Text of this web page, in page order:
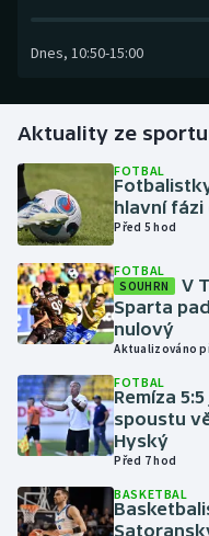
Florbal
Futsal
Golf
Gymnastika
Házená
Jezdectví
Judo
Krasobruslení
Lyže a snowboard
Dnes, 10:50-15:00
Aktuality ze sportu
FOTBAL
hlavní
Před 5 hod
FOTBAL
SOUHRN
V
Sparta
nulový
Aktualizováno
FOTBAL
Remíza
spoustu
Hyský
Před 7 hod
BASKETBAL